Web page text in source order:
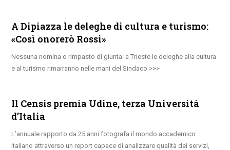
A Dipiazza le deleghe di cultura e turismo:
«Così onorerò Rossi»
Nessuna nomina o rimpasto di giunta: a Trieste le deleghe alla cultura
e al turismo rimarranno nelle mani del Sindaco
Il Censis premia Udine, terza Università
d’Italia
L’annuale rapporto da 25 anni fotografa il mondo accademico
italiano attraverso un report capace di analizzare qualità dei servizi,